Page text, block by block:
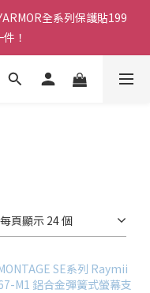
全系列保護貼199
！
每頁顯示 24 個